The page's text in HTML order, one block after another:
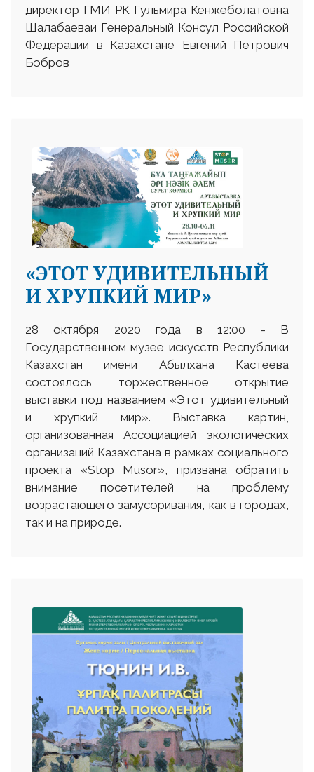
директор ГМИ РК Гульмира Кенжеболатовна
Шалабаеваи Генеральный Консул Российской
Федерации в Казахстане Евгений Петрович
Бобров
«ЭТОТ УДИВИТЕЛЬНЫЙ
И ХРУПКИЙ МИР»
28 октября 2020 года в 12:00 - В
Государственном музее искусств Республики
Казахстан имени Абылхана Кастеева
состоялось торжественное открытие
выставки под названием «Этот удивительный
и хрупкий мир». Выставка картин,
организованная Ассоциацией экологических
организаций Казахстана в рамках социального
проекта «Stop Musor», призвана обратить
внимание посетителей на проблему
возрастающего замусоривания, как в городах,
так и на природе.